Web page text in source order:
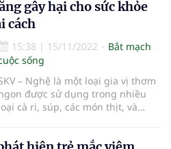
thể.gây hại cho sức khỏe
cách
15:38 | 15/11/2022
Bắt mạch
sống
– Nghệ là một loại gia vị thơm
được sử dụng trong nhiều
cà ri, súp, các món thịt, và